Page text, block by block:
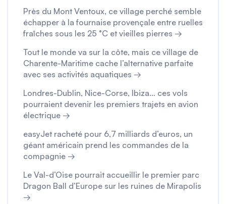
Près du Mont Ventoux, ce village perché semble
échapper à la fournaise provençale entre ruelles
fraîches sous les 25 °C et vieilles pierres →
Tout le monde va sur la côte, mais ce village de
Charente-Maritime cache l’alternative parfaite
avec ses activités aquatiques →
Londres-Dublin, Nice-Corse, Ibiza… ces vols
pourraient devenir les premiers trajets en avion
électrique →
easyJet racheté pour 6,7 milliards d’euros, un
géant américain prend les commandes de la
compagnie →
Le Val-d’Oise pourrait accueillir le premier parc
Dragon Ball d’Europe sur les ruines de Mirapolis
→